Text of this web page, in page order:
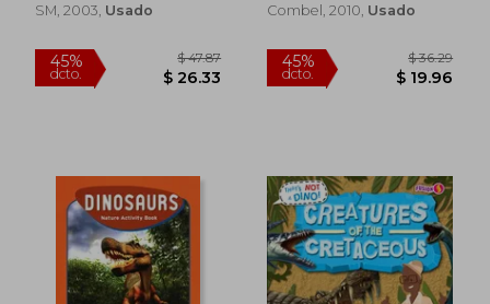
SM, 2003, Usado Combel, 2010, Usado